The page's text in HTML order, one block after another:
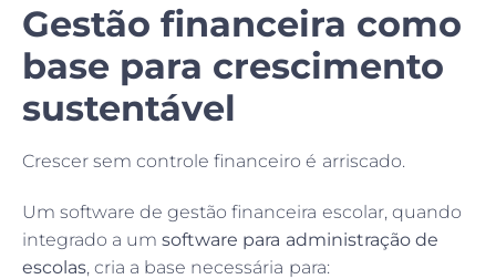
Gestão financeira como
base para crescimento
sustentável
Crescer sem controle financeiro é arriscado.
Um software de gestão financeira escolar, quando
integrado a um software para administração de
escolas, cria a base necessária para: